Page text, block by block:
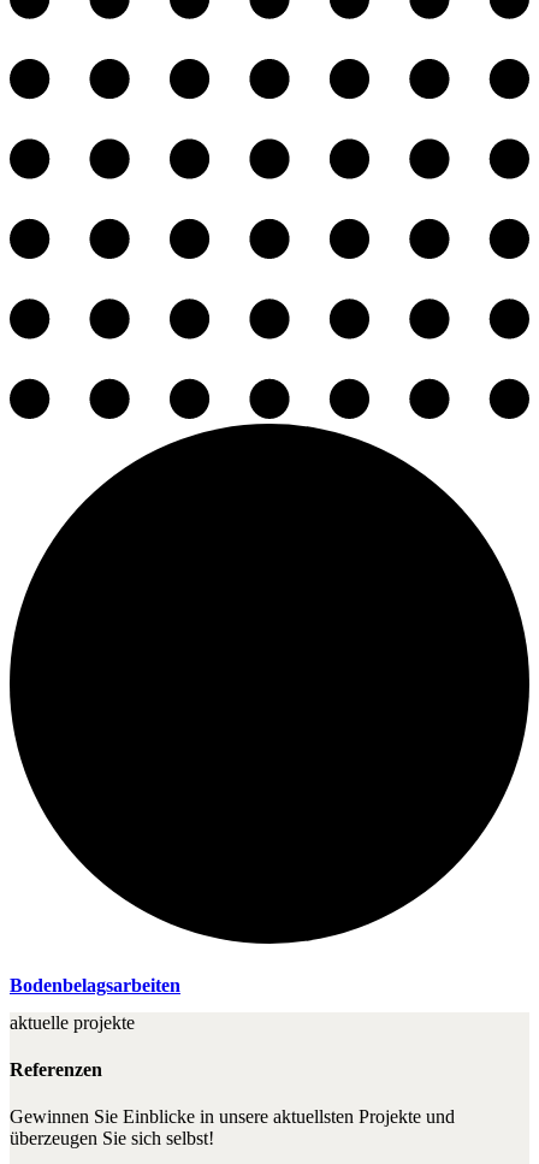
Bodenbelagsarbeiten
aktuelle projekte
Referenzen
Gewinnen Sie Einblicke in unsere aktuellsten Projekte und
überzeugen Sie sich selbst!